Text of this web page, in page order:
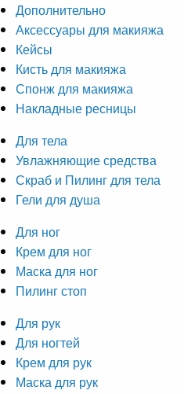
Дополнительно
Аксессуары для макияжа
Кейсы
Кисть для макияжа
Спонж для макияжа
Накладные ресницы
Для тела
Увлажняющие средства
Скраб и Пилинг для тела
Гели для душа
Для ног
Крем для ног
Маска для ног
Пилинг стоп
Для рук
Для ногтей
Крем для рук
Маска для рук